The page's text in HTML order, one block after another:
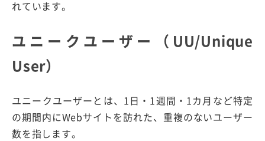
れています。
ユニークユーザー（UU/Unique
User）
ユニークユーザーとは、1日・1週間・1カ月など特定
の期間内にWebサイトを訪れた、重複のないユーザー
数を指します。